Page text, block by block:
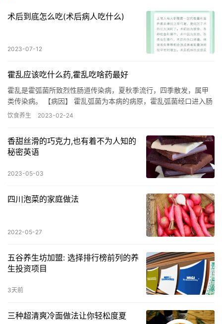
术后到底怎么吃(术后病人吃什么)
2023-07-12
霍乱应该吃什么药,霍乱吃啥药最好
霍乱是霍弧菌所致烈性肠道传染病，夏秋季流行，四季散发，属甲
类传染病。 【病因】 霍乱弧菌为本病的病原，霍乱弧菌经口进入肠
道，并在小肠黏膜表面大量繁殖，产生大量的霍乱肠毒素和内毒
饮食养生 2023-02-24
香甜丝滑的巧克力,也有着不为人知的
秘密英语
2023-05-03
四川泡菜的家庭做法
2022-05-27
五谷养生坊加盟: 选择排行榜前列的养
生投资项目
3天前
三种超清爽冷面做法让你轻松度夏